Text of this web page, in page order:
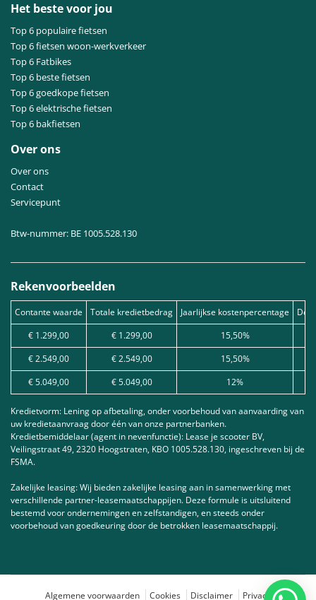
Het beste voor jou
Top 6 populaire fietsen
Top 6 fietsen woon-werkverkeer
Top 6 Fatbikes
Top 6 beste fietsen
Top 6 goedkope fietsen
Top 6 elektrische fietsen
Top 6 bakfietsen
Over ons
Over ons
Contact
Servicepunt
Btw-nummer: BE 1005.528.130
Rekenvoorbeelden
Contante waarde Totale kredietbedrag Jaarlijkse kostenpercentage
€ 1.299,00
€ 1.299,00
15,50%
€ 2.549,00
€ 2.549,00
15,50%
€ 5.049,00
€ 5.049,00 12%
Kredietvorm: Lening op afbetaling, onder voorbehoud van aanvaarding van
uw kredietaanvraag door één van onze partnerbanken.
Kredietbemiddelaar (agent in nevenfunctie): Lease je scooter BV,
Veilingstraat 49, 2320 Hoogstraten, KBO 1005.528.130, ingeschreven bij de
FSMA.
Zakelijke leasing: Wij bieden zakelijke leasing aan in samenwerking met
verschillende partner-leasemaatschappijen. Deze formule is uitsluitend
bestemd voor ondernemingen en zelfstandigen, en steeds onder
voorbehoud van goedkeuring door de betrokken leasemaatschappij.
Algemene voorwaarden Cookies Disclaimer Privacy